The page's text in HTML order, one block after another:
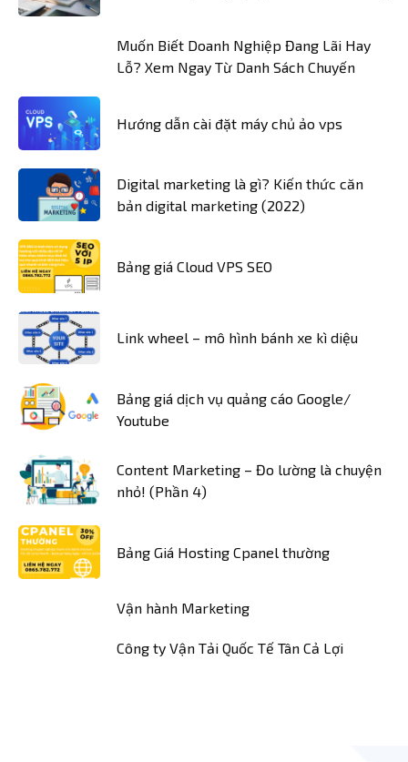
Muốn Biết Doanh Nghiệp Đang Lãi Hay
Lỗ? Xem Ngay Từ Danh Sách Chuyến
Hướng dẫn cài đặt máy chủ ảo vps
Digital marketing là gì? Kiến thức căn
bản digital marketing (2022)
Bảng giá Cloud VPS SEO
Link wheel – mô hình bánh xe kì diệu
Bảng giá dịch vụ quảng cáo Google/
Youtube
Content Marketing – Đo lường là chuyện
nhỏ! (Phần 4)
Bảng Giá Hosting Cpanel thường
Vận hành Marketing
Công ty Vận Tải Quốc Tế Tân Cả Lợi